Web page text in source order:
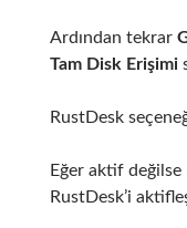
Ardından tekrar
Tam Disk Erişimi
RustDesk
Eğer aktif değilse
RustDesk’i